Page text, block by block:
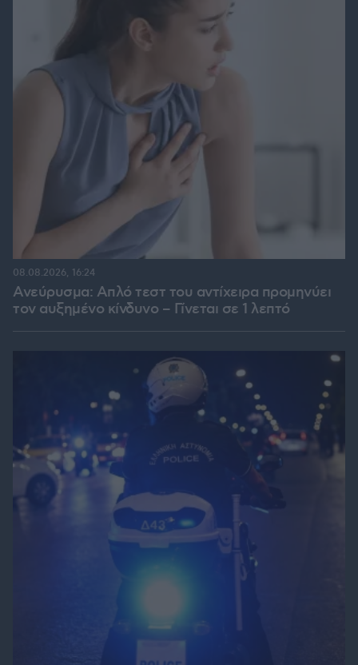
Ανεύρυσμα: Απλό τεστ του αντίχειρα προμηνύει
τον αυξημένο κίνδυνο – Γίνεται σε 1 λεπτό
08.08.2026, 16:24